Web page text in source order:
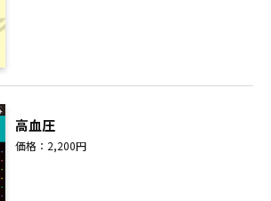
高血圧
価格：2,200円